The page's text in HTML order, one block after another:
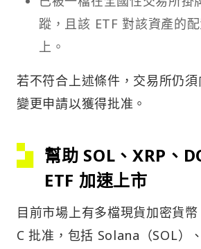
蹤，且該 ETF 對該資產的
上。
若不符合上述條件，交易所仍須
變更申請以獲得批准。
幫助 SOL、XRP、
ETF 加速上市
目前市場上有多檔現貨加密貨
C 批准，包括 Solana（SOL）